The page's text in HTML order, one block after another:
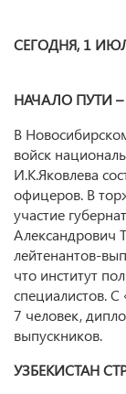
СЕГОДНЯ, 1
НАЧАЛО ПУТИ
В
войск
И.К.Яковлева
офицеров. В
участие
Александрович
лейтенантов-
что институт
специалистов.
7 человек,
выпускников.
УЗБЕКИСТАН